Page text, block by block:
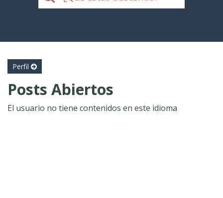
Perfil
Posts Abiertos
El usuario no tiene contenidos en este idioma